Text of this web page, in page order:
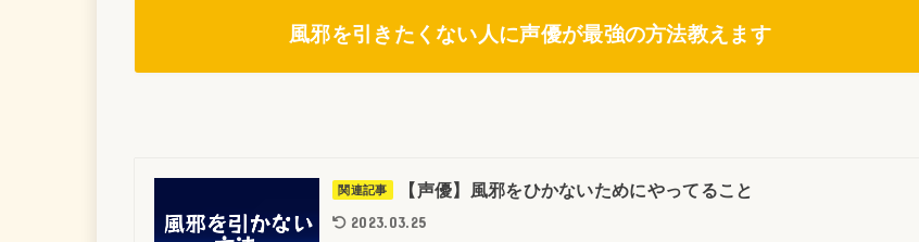
風邪を引きたくない人に声優が最強の方法教えます
関連記事 【声優】風邪をひかないためにやってること
2023.03.25